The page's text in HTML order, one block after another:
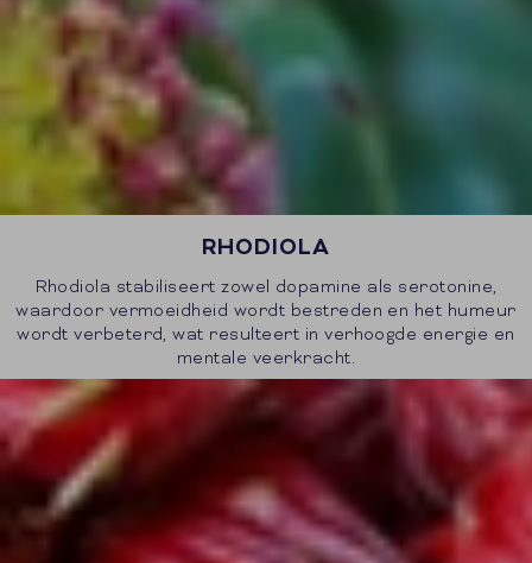
RHODIOLA
Rhodiola stabiliseert zowel dopamine als serotonine,
waardoor vermoeidheid wordt bestreden en het humeur
wordt verbeterd, wat resulteert in verhoogde energie en
mentale veerkracht.